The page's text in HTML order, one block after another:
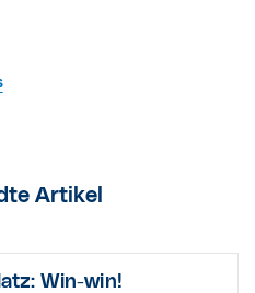
Artikel
Win-win!